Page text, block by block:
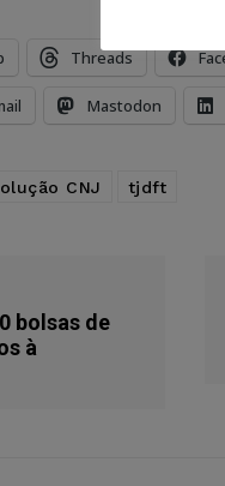
Threads
Mastodon
CNJ tjdft
bolsas de
à